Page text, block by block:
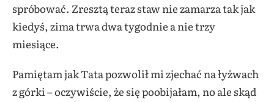
spróbować. Zresztą teraz staw nie zamarza tak jak
kiedyś, zima trwa dwa tygodnie a nie trzy
miesiące.
Pamiętam jak Tata pozwolił mi zjechać na łyżwach
z górki – oczywiście, że się poobijałam, no ale skąd